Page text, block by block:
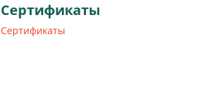
Сертификаты
Сертификаты